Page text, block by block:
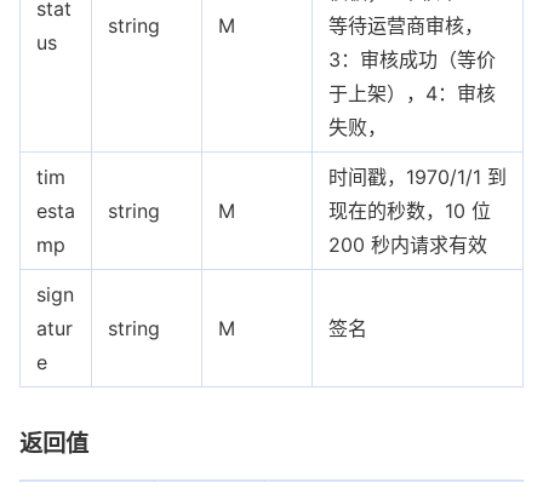
stat
us
string M
等待运营商审核，
3：审核成功（等价
于上架），4：审核
失败，
tim
esta
mp
string M
时间戳，1970/1/1 到
现在的秒数，10 位
200 秒内请求有效
sign
atur
e
string M 签名
返回值